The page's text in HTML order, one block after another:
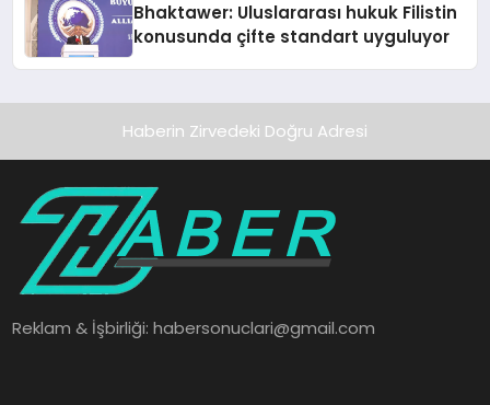
Bhaktawer: Uluslararası hukuk Filistin
konusunda çifte standart uyguluyor
Haberin Zirvedeki Doğru Adresi
Reklam & İşbirliği:habersonuclari@gmail.com